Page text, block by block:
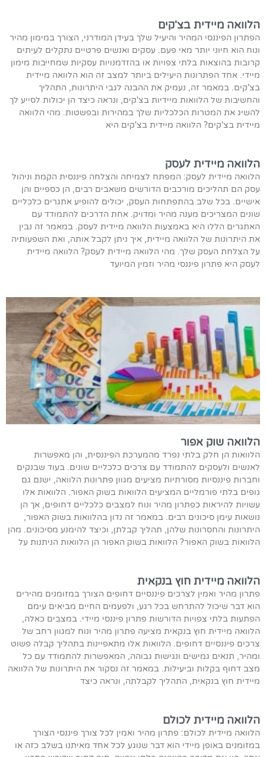
הלוואה מיידית בצ'קים
הפתרון הפיננסי המהיר והיעיל שלך בעידן המודרני, הצורך במימון מהיר
ונוח הוא חיוני יותר מאי פעם. עסקים ואנשים פרטיים נתקלים לעיתים
קרובות בהוצאות בלתי צפויות או בהזדמנויות עסקיות שמחייבות מימון
מיידי. אחד הפתרונות היעילים ביותר למצב זה הוא הלוואה מיידית
בצ'קים. במאמר זה, נעמיק את ההבנה לגבי היתרונות, התהליך
והחשיבות של הלוואות מיידיות בצ'קים, ונראה כיצד הן יכולות לסייע לך
להשיג את המטרות הכלכליות שלך במהירות ובפשטות. מהי הלוואה
מיידית בצ'קים? הלוואה מיידית בצ'קים היא
הלוואה מיידית לעסק
הלוואה מיידית לעסק: המפתח לצמיחה והצלחה פיננסית הקמת וניהול
עסק הם תהליכים מורכבים הדורשים משאבים רבים, הן כספיים והן
אישיים. בכל שלב בהתפתחות העסק, יכולים להופיע אתגרים כלכליים
שונים המצריכים מענה מהיר ומדויק. אחת הדרכים להתמודד עם
האתגרים הללו היא באמצעות הלוואה מיידית לעסק. במאמר זה נבין
את היתרונות של הלוואה מיידית, איך ניתן לקבל אותה, ואת השפעותיה
על הצלחת העסק שלך. מהי הלוואה מיידית לעסק? הלוואה מיידית
לעסק היא פתרון פיננסי מהיר וזמין המיועד
הלוואה שוק אפור
הלוואות הן חלק בלתי נפרד מהמערכת הפיננסית, והן מאפשרות
לאנשים ולעסקים להתמודד עם צרכים כלכליים שונים. בעוד שבנקים
וחברות פיננסיות מסורתיות מציעים מגוון פתרונות הלוואה, ישנם גם
גופים בלתי פורמליים המציעים הלוואות בשוק האפור. הלוואות אלו
עשויות להיראות כפתרון מהיר ונוח למצבים כלכליים דחופים, אך הן
נושאות עימן סיכונים רבים. במאמר זה נדון בהלוואות בשוק האפור,
היתרונות והחסרונות שלהן, תהליך קבלתן, וכיצד להימנע מסיכונים. מהן
הלוואות בשוק האפור? הלוואות בשוק האפור הן הלוואות הניתנות על
הלוואה מיידית חוץ בנקאית
פתרון מהיר ואמין לצרכים פיננסיים דחופים הצורך במזומנים מהירים
הוא דבר שיכול להתרחש בכל רגע, ולפעמים החיים מביאים עימם
הפתעות בלתי צפויות הדורשות פתרון פיננסי מיידי. במצבים כאלה,
הלוואה מיידית חוץ בנקאית מציעה פתרון מהיר ונוח למגוון רחב של
צרכים פיננסיים דחופים. הלוואות אלו מתאפיינות בתהליך קבלה פשוט
ומהיר, תנאים גמישים ונגישות גבוהה, המאפשרות להתמודד עם כל
מצב דחוף בקלות וביעילות. במאמר זה נסקור את היתרונות של הלוואה
מיידית חוץ בנקאית, התהליך לקבלתה, ונראה כיצד
הלוואה מיידית לכולם
הלוואה מיידית לכולם: פתרון מהיר ואמין לכל צורך פיננסי הצורך
במזומנים באופן מיידי הוא דבר שנוגע לכל אחד מאיתנו בשלב כזה או